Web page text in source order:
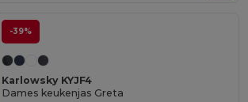
-39%
Karlowsky KYJF4
Dames keukenjas Greta